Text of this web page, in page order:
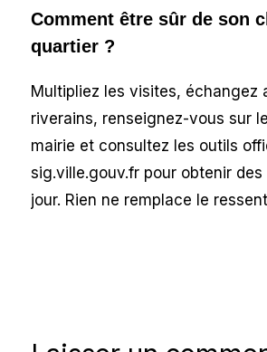
Comment être sûr de son
quartier ?
Multipliez les visites, échangez
riverains, renseignez-vous sur
mairie et consultez les outils
sig.ville.gouv.fr pour obtenir des
jour. Rien ne remplace le